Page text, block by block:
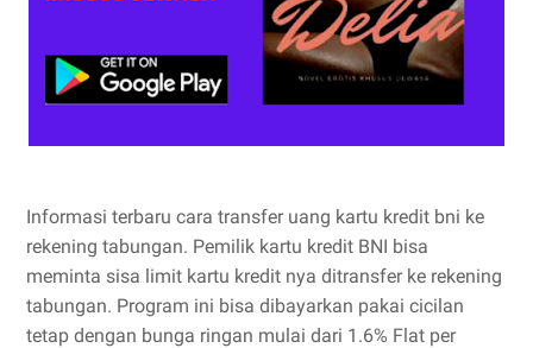
Informasi terbaru cara transfer uang kartu kredit bni ke
rekening tabungan. Pemilik kartu kredit BNI bisa
meminta sisa limit kartu kredit nya ditransfer ke rekening
tabungan. Program ini bisa dibayarkan pakai cicilan
tetap dengan bunga ringan mulai dari 1.6% Flat per